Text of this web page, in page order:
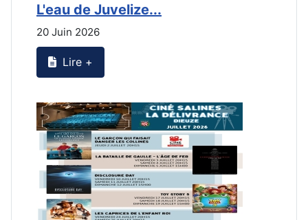
L'eau de Juvelize...
20 Juin 2026
Lire +